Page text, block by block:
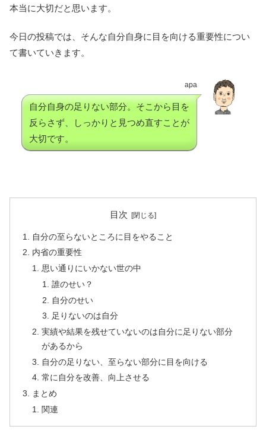
本当に大切だと思います。
今日の投稿では、そんな自分自身に目を向ける重要性につい
て書いていきます。
apa
自分自身の足りない部分。そこから目を
反らさず、しっかりと見つめ直すことが
大切です。
目次
自分の至らないところに目をやること
内省の重要性
思い通りにいかない世の中
誰のせい？
自分のせい
足りないのは自分
実績や結果を残せていないのは自分に足りない部分
があるから
自分の足りない、至らない部分に目を向ける
常に自分を改善、向上させる
まとめ
関連